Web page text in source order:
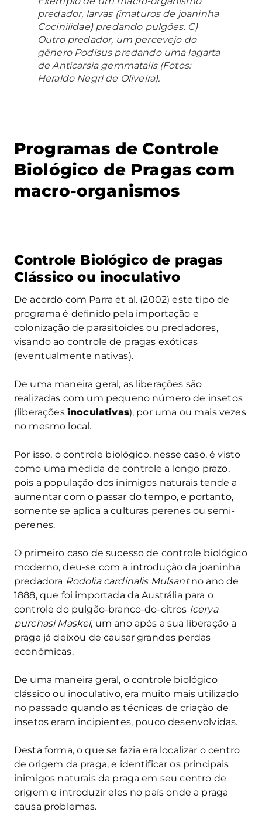
predador, larvas (imaturos de joaninha
Cocinilidae) predando pulgões. C)
Outro predador, um percevejo do
gênero Podisuspredando uma lagarta
deAnticarsia gemmatalis(Fotos:
Heraldo Negri de Oliveira).
Programas de Controle
Biológico de Pragas com
macro-organismos
Controle Biológico de pragas
Clássico ou inoculativo
De acordo com Parra et al. (2002) este tipo de
programa é definido pela importação e
colonização de parasitoides ou predadores,
visando ao controle de pragas exóticas
(eventualmente nativas).
De uma maneira geral, as liberações são
realizadas com um pequeno número de insetos
(liberações inoculativas), por uma ou mais vezes
no mesmo local.
Por isso, o controle biológico, nesse caso, é visto
como uma medida de controle a longo prazo,
pois a população dos inimigos naturais tende a
aumentar com o passar do tempo, e portanto,
somente se aplica a culturas perenes ou semi-
perenes.
O primeiro caso de sucesso de controle biológico
moderno, deu-se com a introdução da joaninha
predadora Rodolia cardinalis Mulsantno ano de
1888, que foi importada da Austrália para o
controle do pulgão-branco-do-citros Icerya
purchasi Maskel, um ano após a sua liberação a
praga já deixou de causar grandes perdas
econômicas.
De uma maneira geral, o controle biológico
clássico ou inoculativo, era muito mais utilizado
no passado quando as técnicas de criação de
insetos eram incipientes, pouco desenvolvidas.
Desta forma, o que se fazia era localizar o centro
de origem da praga, e identificar os principais
inimigos naturais da praga em seu centro de
origem e introduzir eles no país onde a praga
causa problemas.